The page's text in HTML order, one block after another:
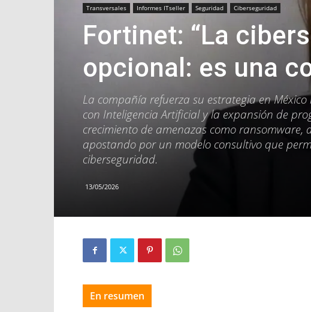
Transversales Informes ITseller Seguridad Ciberseguridad
Fortinet: “La
opcional: es una
La compañía refuerza su estrategia en
con Inteligencia Artificial y la expansión de
crecimiento de amenazas como
apostando por un modelo consultivo que
ciberseguridad.
13/05/2026
En resumen